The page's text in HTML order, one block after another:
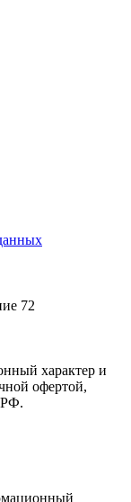
72
характер и
офертой,
РФ.